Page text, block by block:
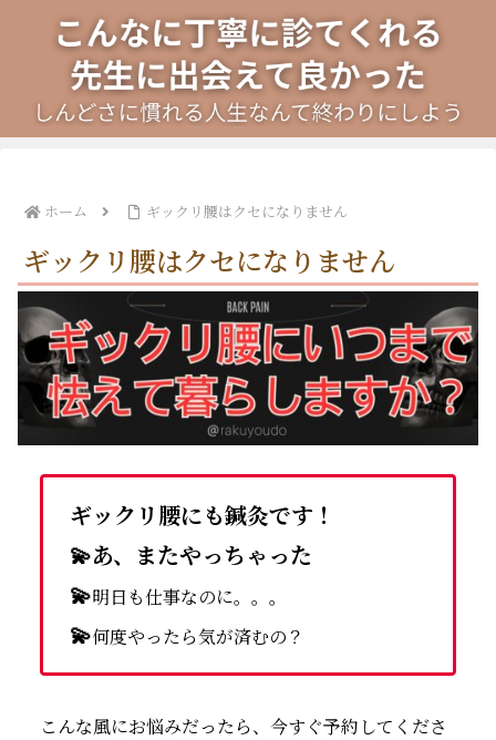
ホーム ギックリ腰はクセになりません
ギックリ腰はクセになりません
ギックリ腰にも鍼灸です！
💫あ、またやっちゃった
💫明日も仕事なのに。。。
💫何度やったら気が済むの？
こんな風にお悩みだったら、今すぐ予約してくださ